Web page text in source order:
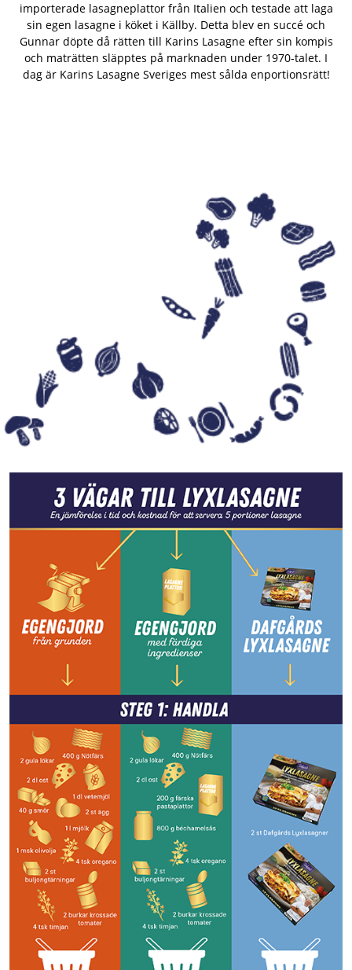
importerade lasagneplattor från Italien och testade att laga
sin egen lasagne i köket i Källby. Detta blev en succé och
Gunnar döpte då rätten till Karins Lasagne efter sin kompis
och maträtten släpptes på marknaden under 1970-talet. I
dag är Karins Lasagne Sveriges mest sålda enportionsrätt!